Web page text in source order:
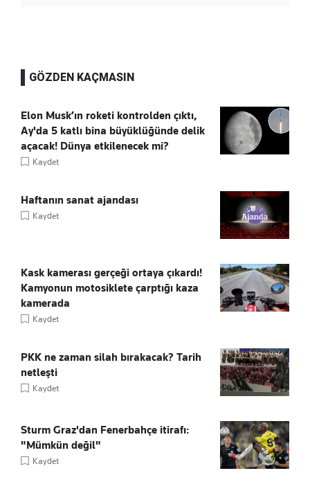
GÖZDEN KAÇMASIN
Elon Musk’ın roketi kontrolden çıktı,
Ay'da 5 katlı bina büyüklüğünde delik
açacak! Dünya etkilenecek mi?
Kaydet
Haftanın sanat ajandası
Kaydet
Kask kamerası gerçeği ortaya çıkardı!
Kamyonun motosiklete çarptığı kaza
kamerada
Kaydet
PKK ne zaman silah bırakacak? Tarih
netleşti
Kaydet
Sturm Graz'dan Fenerbahçe itirafı:
"Mümkün değil"
Kaydet